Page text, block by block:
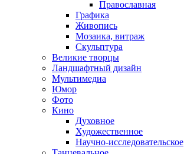
Православная
Графика
Живопись
Мозаика, витраж
Скульптура
Великие творцы
Ландшафтный дизайн
Мультимедиа
Юмор
Фото
Кино
Духовное
Художественное
Научно-исследовательское